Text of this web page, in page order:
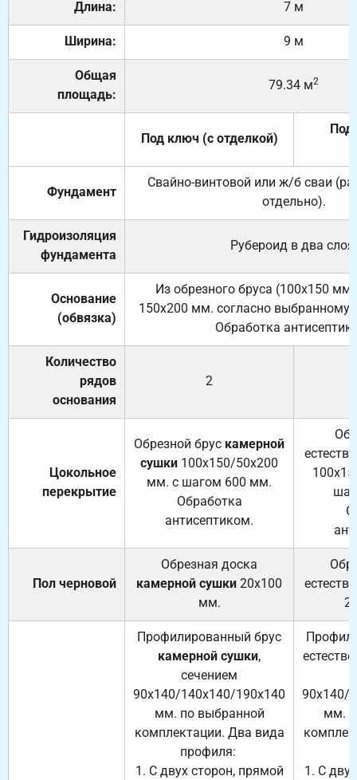
Длина: 7 м
Ширина: 9 м
Общая
площадь:
79.34 м2
Под ключ (с отделкой)
Под
Фундамент
Свайно-винтовой или ж/б сваи
отдельно).
Гидроизоляция
фундамента
Рубероид в два слоя.
Основание
(обвязка)
Из обрезного бруса (100х150
150х200 мм. согласно выбранному
Обработка
Количество
рядов
основания
2
Цокольное
перекрытие
Обрезной брус камерной
сушки 100х150/50х200
мм. с шагом 600 мм.
Обработка
антисептиком.
Пол черновой
Обрезная доска
камерной сушки 20х100
мм.
Профилированный брус
камерной сушки,
сечением
90х140/140х140/190х140
мм. по выбранной
комплектации. Два вида
профиля:
1. С двух сторон, прямой
90х140/
мм.
1. С